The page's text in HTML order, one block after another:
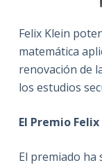
Felix Klein
matemática
renovación de
los estudios
El Premio
El premiado ha